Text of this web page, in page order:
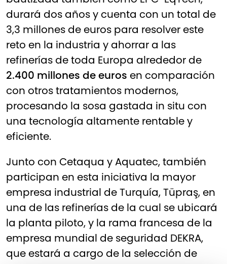
durará dos años y cuenta con un total de
3,3 millones de euros para resolver este
reto en la industria y ahorrar a las
refinerías de toda Europa alrededor de
2.400 millones de euros en comparación
con otros tratamientos modernos,
procesando la sosa gastada in situ con
una tecnología altamente rentable y
eficiente.
Junto con Cetaqua y Aquatec, también
participan en esta iniciativa la mayor
empresa industrial de Turquía,Tüpraş, en
una de las refinerías de la cual se ubicará
la planta piloto, y la rama francesa de la
empresa mundial de seguridad DEKRA,
que estará a cargo de la selección de